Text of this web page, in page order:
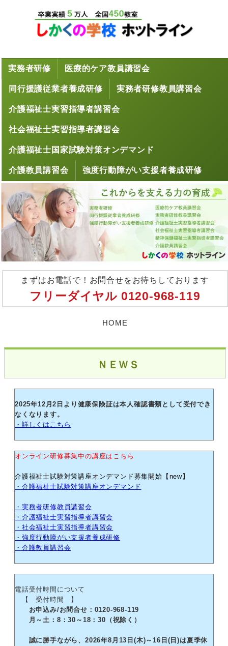
実務者研修 医療的ケア教員講習会
同行援護従業者養成研修 実務者研修教員講習会
介護福祉士実習指導者講習会
社会福祉士実習指導者講習会
介護福祉士国家試験対策オンデマンド
介護教員講習会 強度行動障がい支援者養成研修
まずはお電話で！お問合せをお待ちしております
フリーダイヤル 0120-968-119
HOME
ＮＥＷＳ
2025年12月2日より健康保険証は本人確認書類として受付でき
なくなります。
・詳しくはこちら
オンライン研修募集中の講座はこちら
介護福祉士試験対策講座オンデマンド募集開始【new】
・介護福祉士試験対策講座オンデマンド
・実務者研修教員講習会
・介護福祉士実習指導者講習会
・社会福祉士実習指導者講習会
・強度行動障がい支援者養成研修
・介護教員講習会
電話受付時間について
【 受付時間 】
お申込み/お問合せ：0120-968-119
月～土：8：30～18：30（祝除く）
誠に勝手ながら、2026年8月13日(木)～16日(日)は夏季休